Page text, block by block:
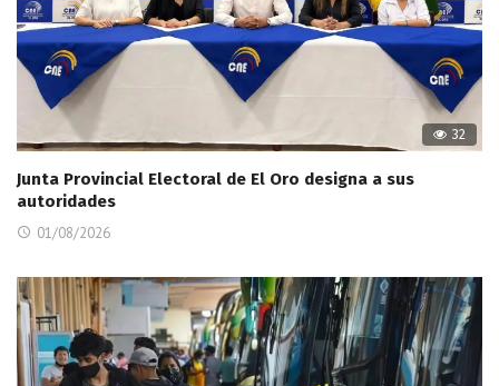
32
Junta Provincial Electoral de El Oro designa a sus
autoridades
01/08/2026